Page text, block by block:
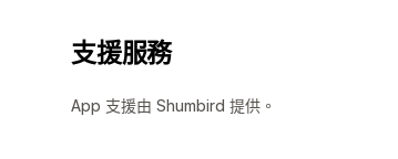
支援服務
App 支援由 Shumbird 提供。